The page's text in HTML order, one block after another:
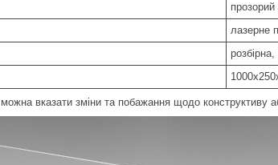
лазерне
вказати зміни та побажання щодо конструктиву